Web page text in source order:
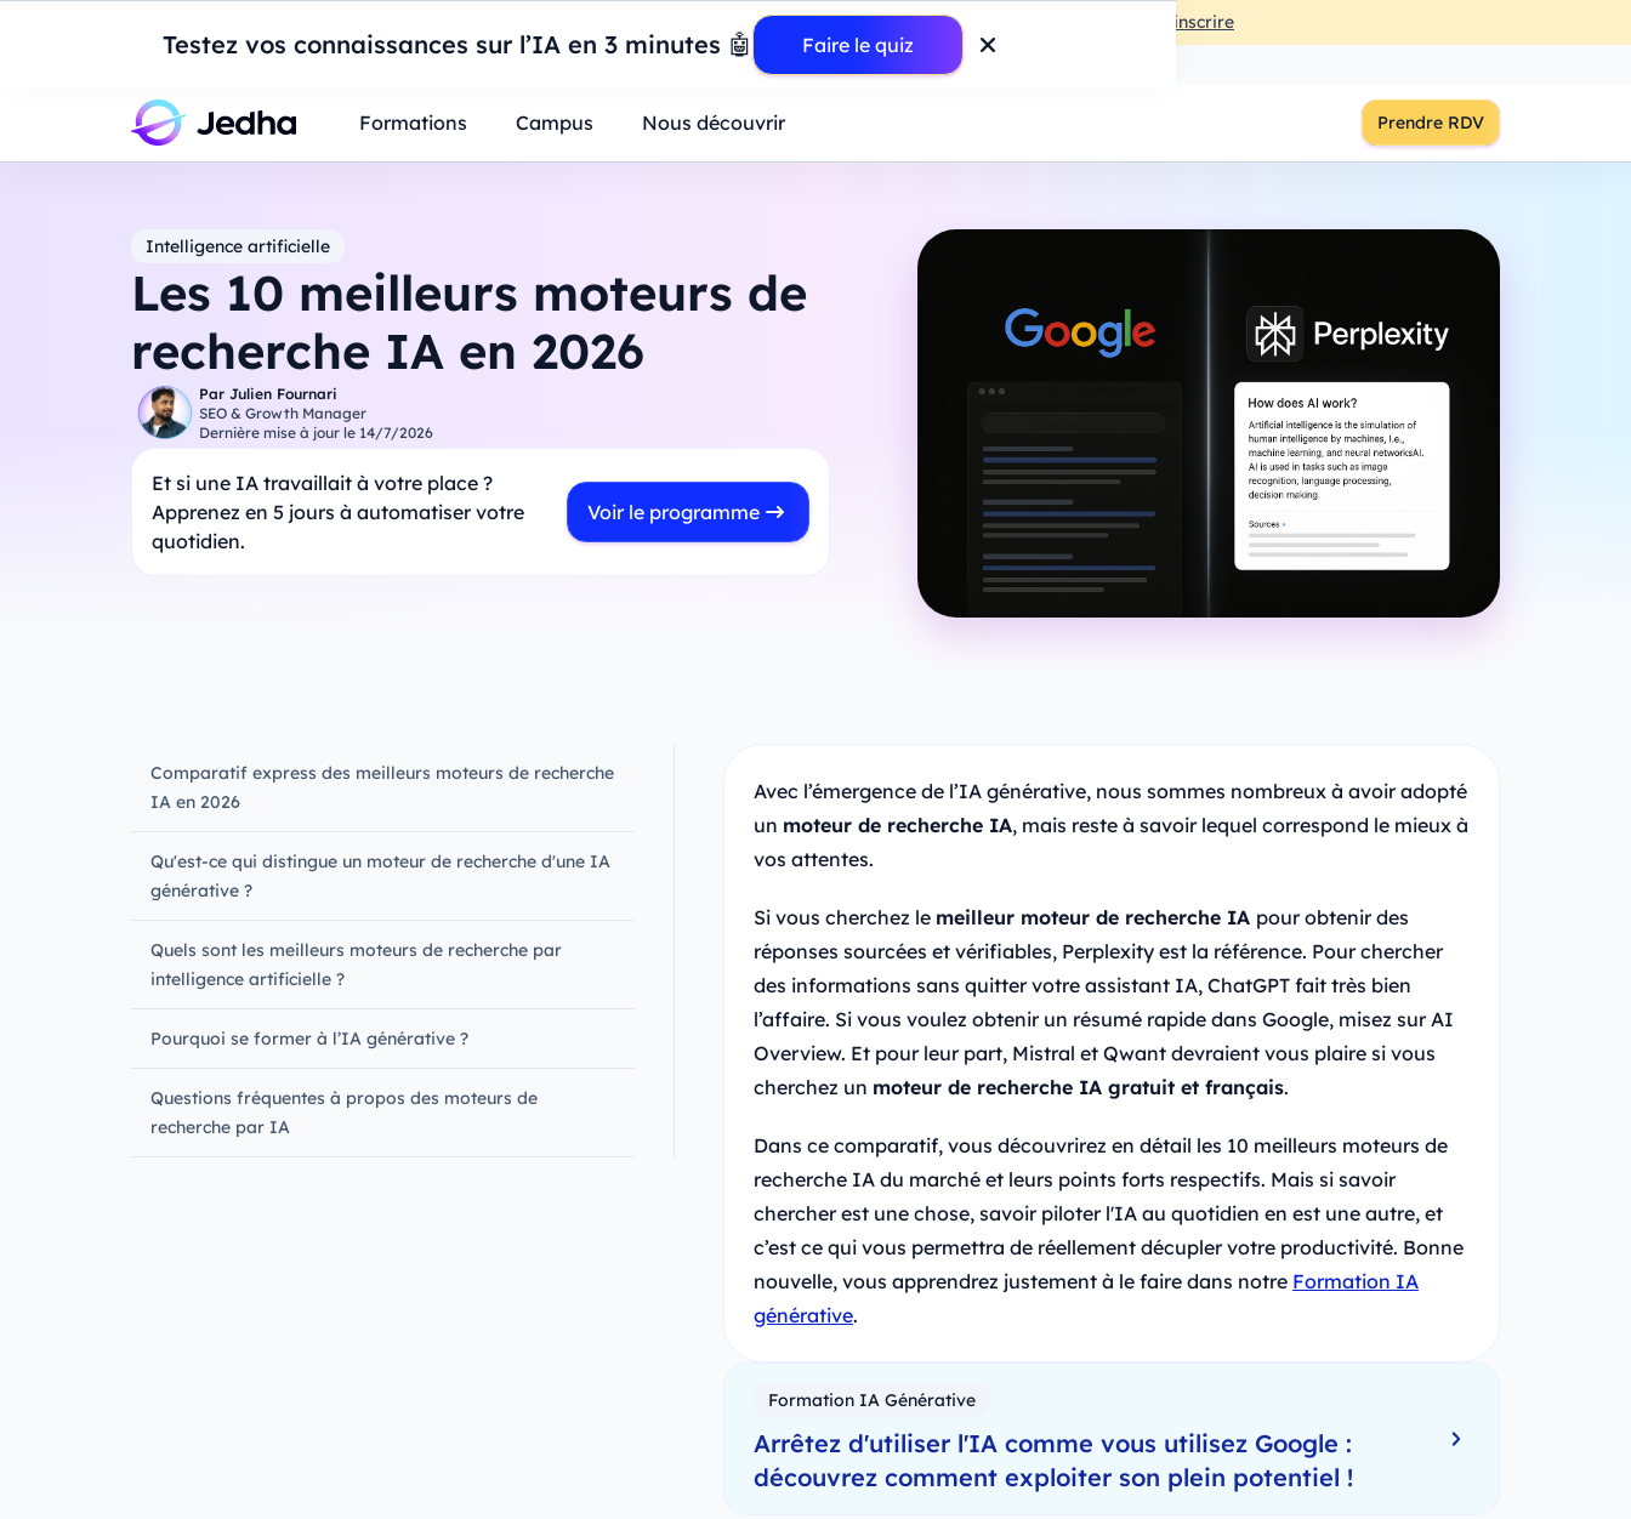
Testez vos connaissances sur l’IA en 3 minutes 🤖 Faire le quiz
Introduction à Power BI : construisez votre premier dashboard de A à Z
S'inscrire
Formations Campus Nous découvrir Prendre RDV
Intelligence artificielle
Les 10 meilleurs moteurs de
recherche IA en 2026
Par Julien Fournari
SEO & Growth Manager
Dernière mise à jour le 14/7/2026
Et si une IA travaillait à votre place ?
Apprenez en 5 jours à automatiser votre
quotidien.
Voir le programme
Comparatif express des meilleurs moteurs de recherche
IA en 2026
Qu'est-ce qui distingue un moteur de recherche d'une IA
générative ?
Quels sont les meilleurs moteurs de recherche par
intelligence artificielle ?
Pourquoi se former à l’IA générative ?
Questions fréquentes à propos des moteurs de
recherche par IA
Avec l’émergence de l’IA générative, nous sommes nombreux à avoir adopté
un moteur de recherche IA, mais reste à savoir lequel correspond le mieux à
vos attentes.
Si vous cherchez le meilleur moteur de recherche IA pour obtenir des
réponses sourcées et vérifiables, Perplexity est la référence. Pour chercher
des informations sans quitter votre assistant IA, ChatGPT fait très bien
l’affaire. Si vous voulez obtenir un résumé rapide dans Google, misez sur AI
Overview. Et pour leur part, Mistral et Qwant devraient vous plaire si vous
cherchez un moteur de recherche IA gratuit et français.
Dans ce comparatif, vous découvrirez en détail les 10 meilleurs moteurs de
recherche IA du marché et leurs points forts respectifs. Mais si savoir
chercher est une chose, savoir piloter l'IA au quotidien en est une autre, et
c’est ce qui vous permettra de réellement décupler votre productivité. Bonne
nouvelle, vous apprendrez justement à le faire dans notre Formation IA
générative.
Formation IA Générative
Arrêtez d'utiliser l'IA comme vous utilisez Google :
découvrez comment exploiter son plein potentiel !